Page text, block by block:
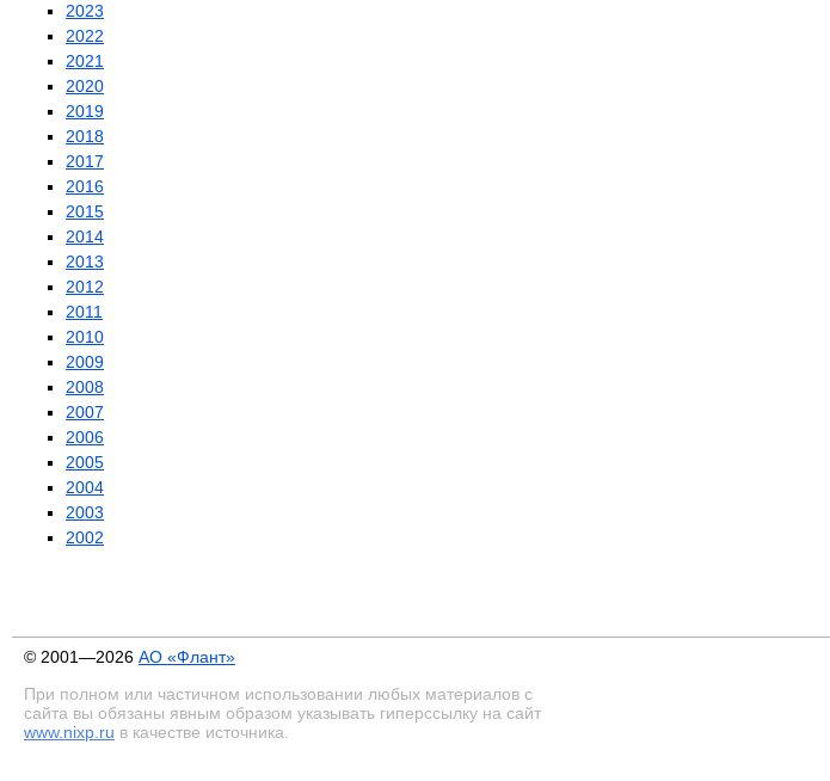
2023
2022
2021
2020
2019
2018
2017
2016
2015
2014
2013
2012
2011
2010
2009
2008
2007
2006
2005
2004
2003
2002
© 2001—2026 АО «Флант»
При полном или частичном использовании любых материалов с
сайта вы обязаны явным образом указывать гиперссылку на сайт
www.nixp.ru в качестве источника.